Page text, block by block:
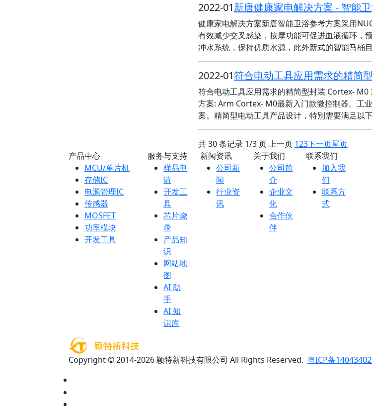
2022-01新唐健康家电解决方案 - 智能
健康家电解决方案新唐智能卫浴参考方案采用
有效减少交叉感染，按摩功能可促进血液循环，
冲水系统，保持优质水源，此外新式的智能马桶
2022-01符合电动工具应用需求的精简
符合电动工具应用需求的精简型封装 Cortex-
方案: Arm Cortex- M0最新入门款微控制器。工
案。精简型电动工具产品设计，特別需要满足以
共 30 条记录 1/3 页 上一页 123下一页尾页
产品中心
MCU/单片机
存储IC
电源管理IC
传感器
MOSFET
功率模块
开发工具
服务与支持
样品申
请
开发工
具
芯片烧
录
产品知
识
网站地
图
AI 助
手
AI 知
识库
新闻资讯
公司新
闻
行业资
讯
关于我们
公司简
介
企业文
化
合作伙
伴
联系我们
加入我
们
联系方
式
Copyright © 2014-2026 颖特新科技有限公司 All Rights Reserved. 粤ICP备